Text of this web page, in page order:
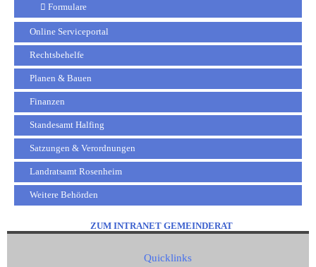
Formulare
Online Serviceportal
Rechtsbehelfe
Planen & Bauen
Finanzen
Standesamt Halfing
Satzungen & Verordnungen
Landratsamt Rosenheim
Weitere Behörden
ZUM INTRANET GEMEINDERAT
Quicklinks